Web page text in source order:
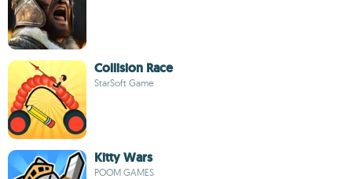
Collision Race
StarSoft Game
Kitty Wars
POOM GAMES